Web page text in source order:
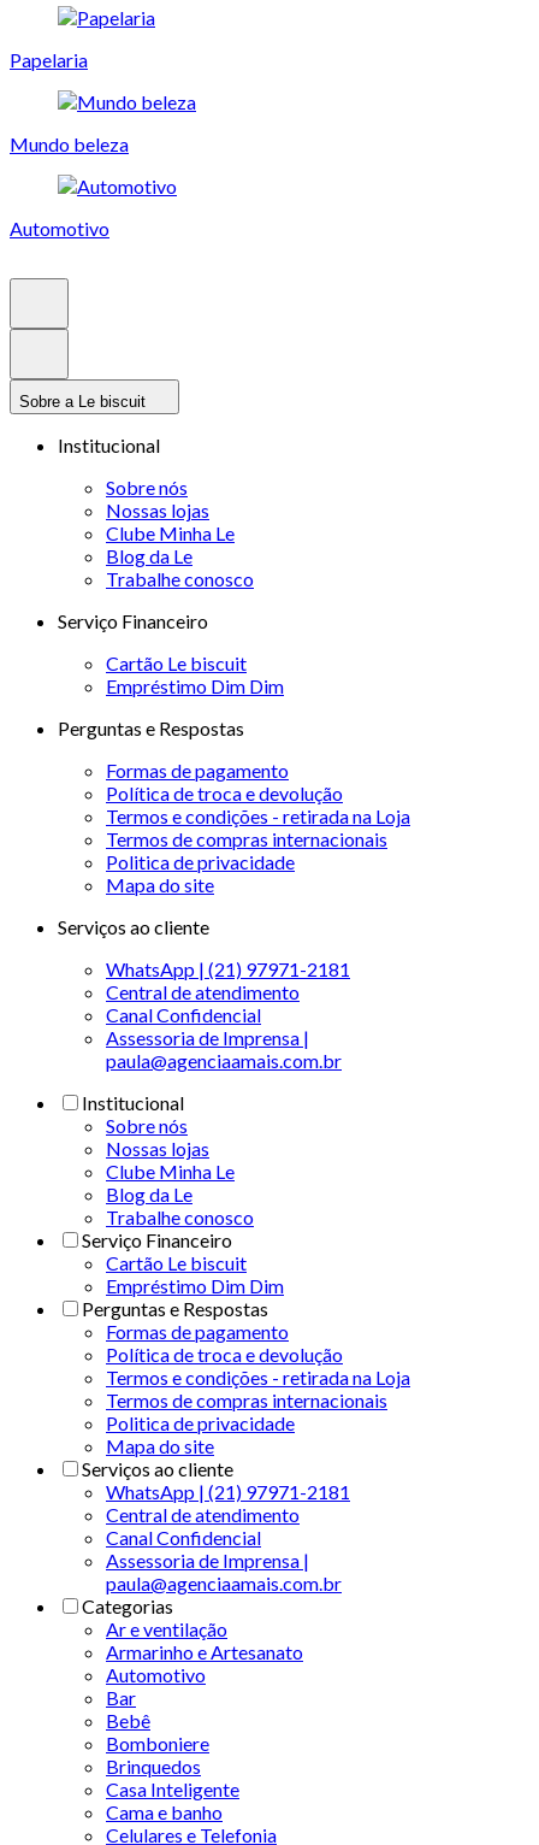
Papelaria
Mundo beleza
Automotivo
Sobre a Le biscuit
Institucional
Sobre nós
Nossas lojas
Clube Minha Le
Blog da Le
Trabalhe conosco
Serviço Financeiro
Cartão Le biscuit
Empréstimo Dim Dim
Perguntas e Respostas
Formas de pagamento
Política de troca e devolução
Termos e condições - retirada na Loja
Termos de compras internacionais
Politica de privacidade
Mapa do site
Serviços ao cliente
WhatsApp | (21) 97971-2181
Central de atendimento
Canal Confidencial
Assessoria de Imprensa |
paula@agenciaamais.com.br
Institucional
Sobre nós
Nossas lojas
Clube Minha Le
Blog da Le
Trabalhe conosco
Serviço Financeiro
Cartão Le biscuit
Empréstimo Dim Dim
Perguntas e Respostas
Formas de pagamento
Política de troca e devolução
Termos e condições - retirada na Loja
Termos de compras internacionais
Politica de privacidade
Mapa do site
Serviços ao cliente
WhatsApp | (21) 97971-2181
Central de atendimento
Canal Confidencial
Assessoria de Imprensa |
paula@agenciaamais.com.br
Categorias
Ar e ventilação
Armarinho e Artesanato
Automotivo
Bar
Bebê
Bomboniere
Brinquedos
Casa Inteligente
Cama e banho
Celulares e Telefonia